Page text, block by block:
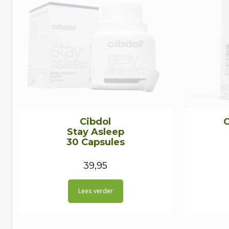
Cibdol
Stay Asleep
30 Capsules
39,95
Lees verder